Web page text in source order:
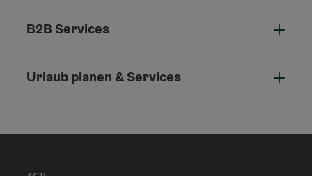
B2B Services
Urlaub planen & Services